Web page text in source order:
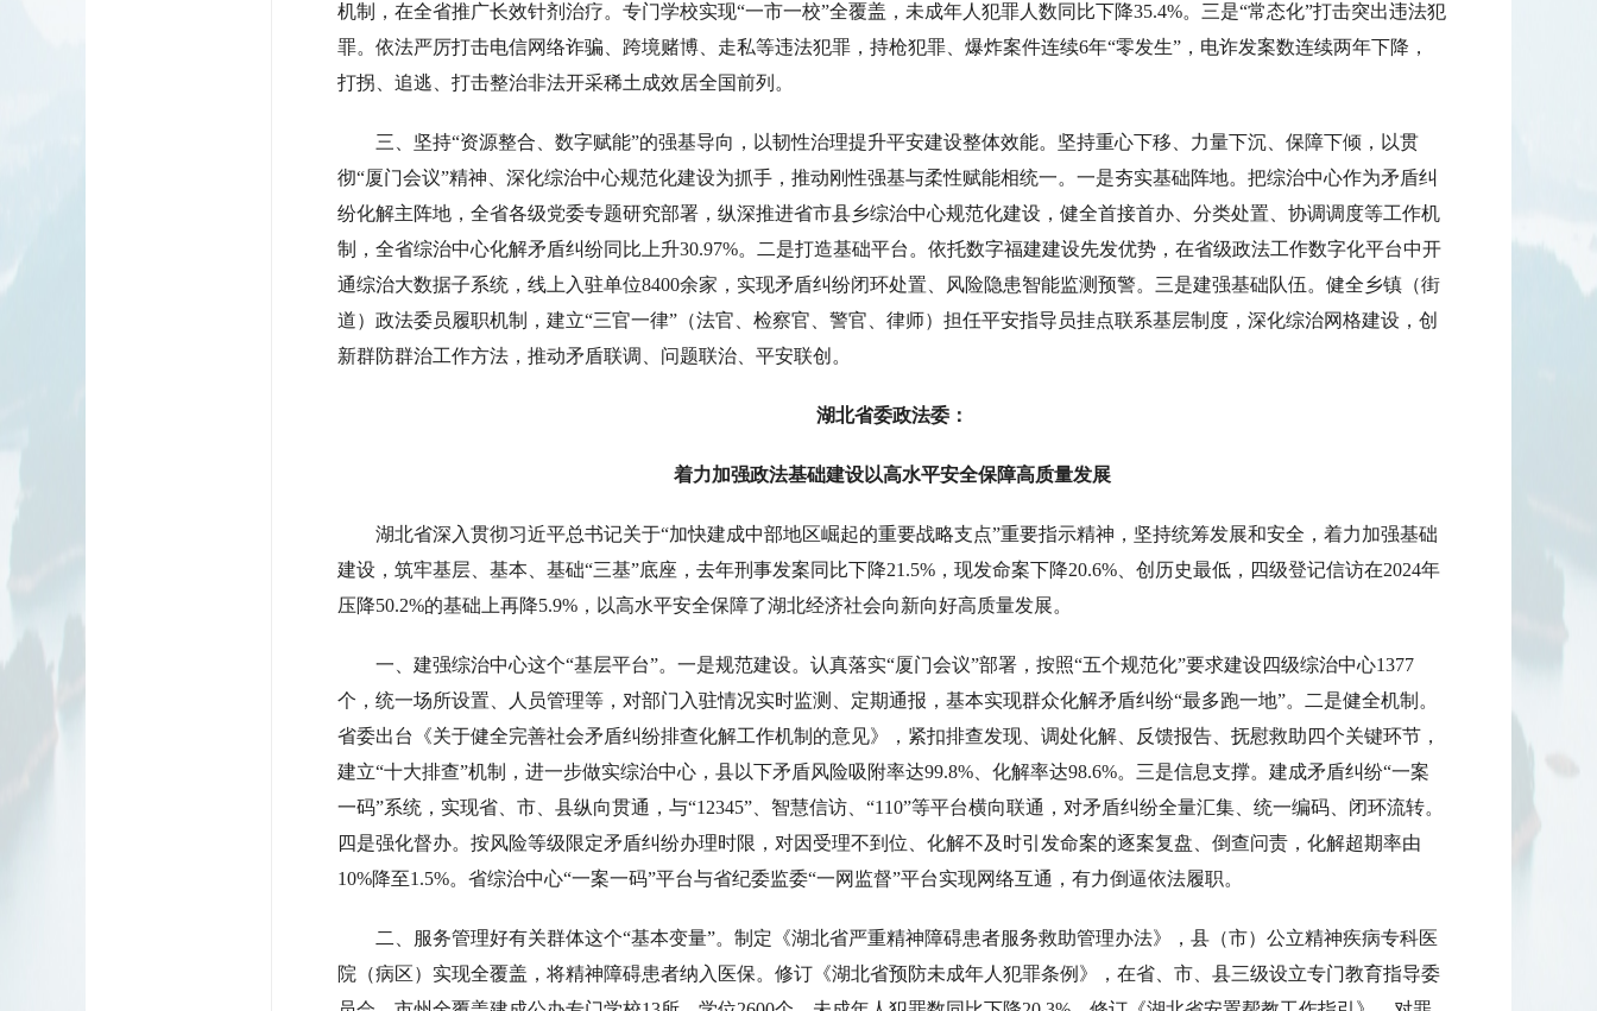
机制，在全省推广长效针剂治疗。专门学校实现“一市一校”全覆盖，未成年人犯罪人数同比下降35.4%。三是“常态化”打击突出违法犯
罪。依法严厉打击电信网络诈骗、跨境赌博、走私等违法犯罪，持枪犯罪、爆炸案件连续6年“零发生”，电诈发案数连续两年下降，
打拐、追逃、打击整治非法开采稀土成效居全国前列。
三、坚持“资源整合、数字赋能”的强基导向，以韧性治理提升平安建设整体效能。坚持重心下移、力量下沉、保障下倾，以贯
彻“厦门会议”精神、深化综治中心规范化建设为抓手，推动刚性强基与柔性赋能相统一。一是夯实基础阵地。把综治中心作为矛盾纠
纷化解主阵地，全省各级党委专题研究部署，纵深推进省市县乡综治中心规范化建设，健全首接首办、分类处置、协调调度等工作机
制，全省综治中心化解矛盾纠纷同比上升30.97%。二是打造基础平台。依托数字福建建设先发优势，在省级政法工作数字化平台中开
通综治大数据子系统，线上入驻单位8400余家，实现矛盾纠纷闭环处置、风险隐患智能监测预警。三是建强基础队伍。健全乡镇（街
道）政法委员履职机制，建立“三官一律”（法官、检察官、警官、律师）担任平安指导员挂点联系基层制度，深化综治网格建设，创
新群防群治工作方法，推动矛盾联调、问题联治、平安联创。
湖北省委政法委：
着力加强政法基础建设以高水平安全保障高质量发展
湖北省深入贯彻习近平总书记关于“加快建成中部地区崛起的重要战略支点”重要指示精神，坚持统筹发展和安全，着力加强基础
建设，筑牢基层、基本、基础“三基”底座，去年刑事发案同比下降21.5%，现发命案下降20.6%、创历史最低，四级登记信访在2024年
压降50.2%的基础上再降5.9%，以高水平安全保障了湖北经济社会向新向好高质量发展。
一、建强综治中心这个“基层平台”。一是规范建设。认真落实“厦门会议”部署，按照“五个规范化”要求建设四级综治中心1377
个，统一场所设置、人员管理等，对部门入驻情况实时监测、定期通报，基本实现群众化解矛盾纠纷“最多跑一地”。二是健全机制。
省委出台《关于健全完善社会矛盾纠纷排查化解工作机制的意见》，紧扣排查发现、调处化解、反馈报告、抚慰救助四个关键环节，
建立“十大排查”机制，进一步做实综治中心，县以下矛盾风险吸附率达99.8%、化解率达98.6%。三是信息支撑。建成矛盾纠纷“一案
一码”系统，实现省、市、县纵向贯通，与“12345”、智慧信访、“110”等平台横向联通，对矛盾纠纷全量汇集、统一编码、闭环流转。
四是强化督办。按风险等级限定矛盾纠纷办理时限，对因受理不到位、化解不及时引发命案的逐案复盘、倒查问责，化解超期率由
10%降至1.5%。省综治中心“一案一码”平台与省纪委监委“一网监督”平台实现网络互通，有力倒逼依法履职。
二、服务管理好有关群体这个“基本变量”。制定《湖北省严重精神障碍患者服务救助管理办法》，县（市）公立精神疾病专科医
院（病区）实现全覆盖，将精神障碍患者纳入医保。修订《湖北省预防未成年人犯罪条例》，在省、市、县三级设立专门教育指导委